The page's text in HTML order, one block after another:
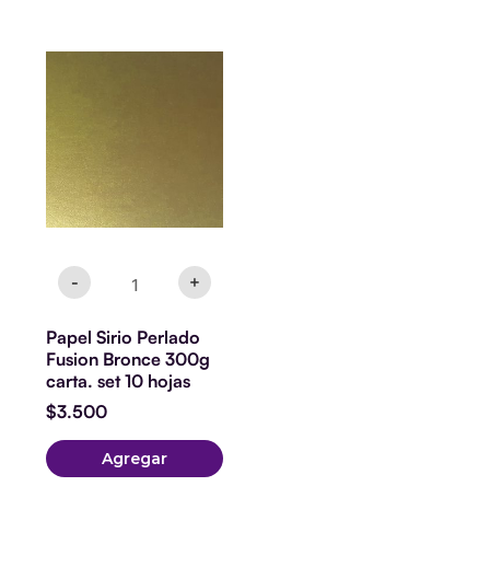
-
Papel
set
10
hojas
+
Papel Sirio Perlado
Fusion Bronce 300g
carta. set 10 hojas
$3.500
Agregar